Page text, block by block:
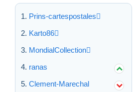
Prins-cartespostales
Karto86
MondialCollection
ranas
Clement-Marechal